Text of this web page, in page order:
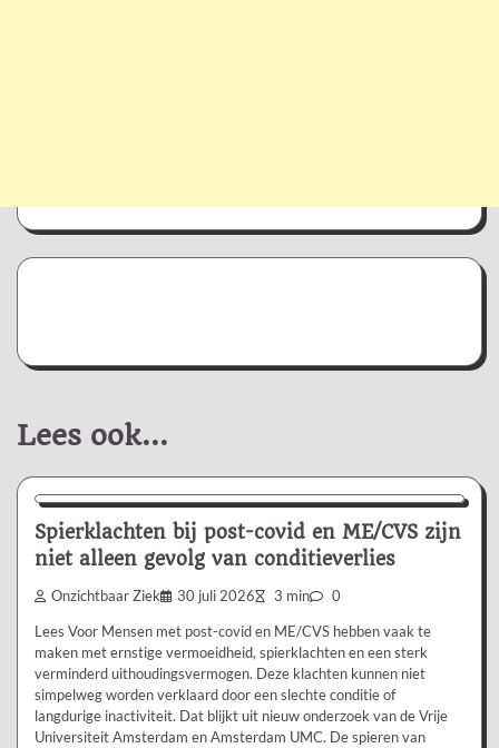
Lees ook...
Nieuws/Informatie
Spierklachten bij post-covid en ME/CVS zijn
niet alleen gevolg van conditieverlies
Onzichtbaar Ziek 30 juli 2026 3 min 0
Lees Voor Mensen met post-covid en ME/CVS hebben vaak te
maken met ernstige vermoeidheid, spierklachten en een sterk
verminderd uithoudingsvermogen. Deze klachten kunnen niet
simpelweg worden verklaard door een slechte conditie of
langdurige inactiviteit. Dat blijkt uit nieuw onderzoek van de Vrije
Universiteit Amsterdam en Amsterdam UMC. De spieren van